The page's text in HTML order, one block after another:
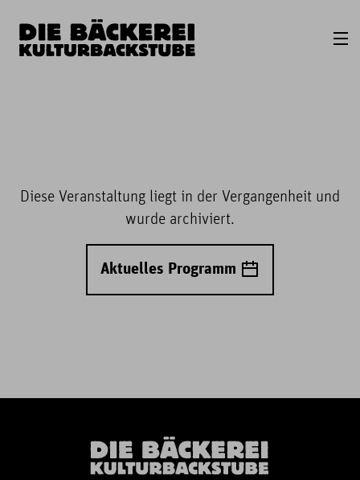
Diese Veranstaltung liegt in der Vergangenheit und
wurde archiviert.
Aktuelles Programm